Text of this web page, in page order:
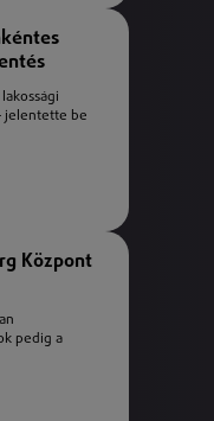
jelentette be
Központ
pedig a